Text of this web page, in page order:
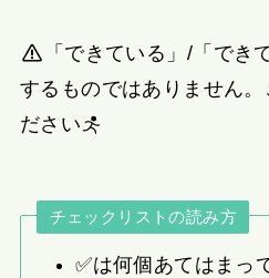
「できている」/「でき
するものではありません。
ださい
チェックリストの読み方
✅は何個あてはまっ